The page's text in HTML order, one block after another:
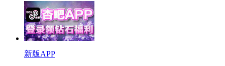
新版APP